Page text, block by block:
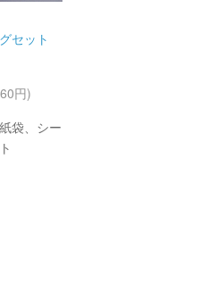
セット
円)
袋、シー